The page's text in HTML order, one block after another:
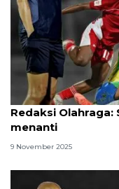
Redaksi Olahraga:
menanti
9 November 2025